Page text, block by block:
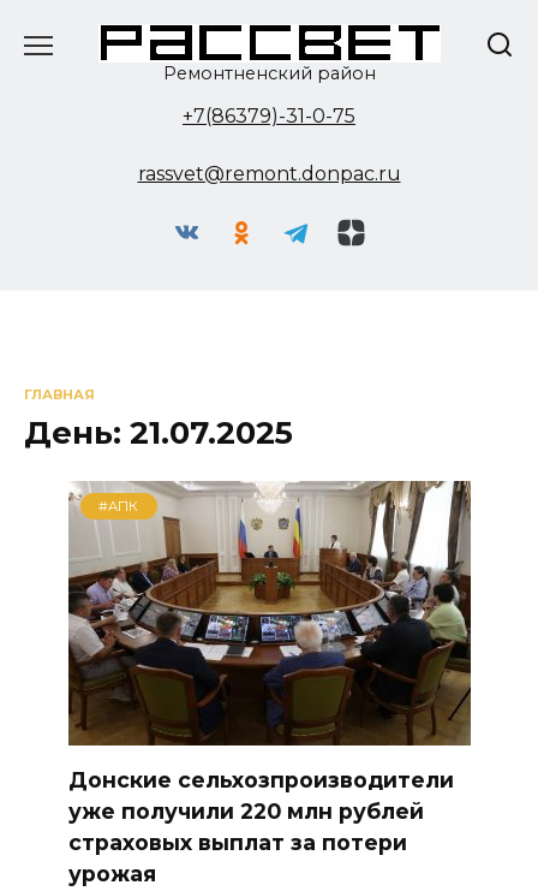
Ремонтненский район
+7(86379)-31-0-75
rassvet@remont.donpac.ru
ГЛАВНАЯ
День: 21.07.2025
#АПК
Донские сельхозпроизводители
уже получили 220 млн рублей
страховых выплат за потери
урожая